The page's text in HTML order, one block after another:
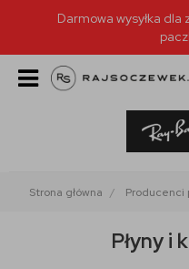
Darmowa wysyłka dla
Strona główna Producenci
Płyny i